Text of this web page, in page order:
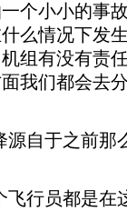
个小小的事
么情况下发
组有没有责
我们都会去
自于之前那
行员都是在